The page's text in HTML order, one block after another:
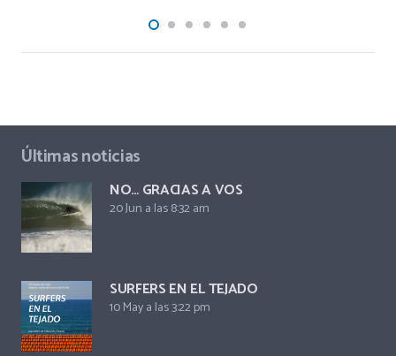
Últimas noticias
NO… GRACIAS A VOS
20 Jun a las 8:32 am
SURFERS EN EL TEJADO
10 May a las 3:22 pm